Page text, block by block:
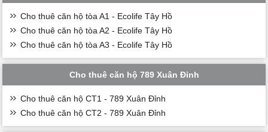
Cho thuê căn hộ tòa A1 - Ecolife Tây Hồ
Cho thuê căn hộ tòa A2 - Ecolife Tây Hồ
Cho thuê căn hộ tòa A3 - Ecolife Tây Hồ
Cho thuê căn hộ 789 Xuân Đỉnh
Cho thuê căn hộ CT1 - 789 Xuân Đỉnh
Cho thuê căn hộ CT2 - 789 Xuân Đỉnh